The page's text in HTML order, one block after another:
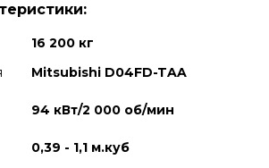
16 200 кг
Mitsubishi D04FD-TAA
94 кВт/2 000 об/мин
0,39 - 1,1 м.куб